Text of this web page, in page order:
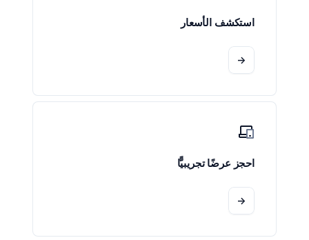
استكشف الأسعار
->
احجز عرضًا تجريبيًّا
->